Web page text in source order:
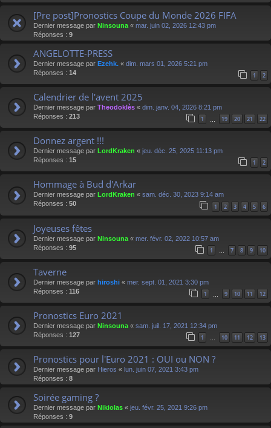
[Pre post]Pronostics Coupe du Monde 2026 FIFA
Dernier message par Ninsouna « mar. juin 02, 2026 12:43 pm
Réponses : 9
ANGELOTTE-PRESS
Dernier message par Ezehk. « dim. mars 01, 2026 5:21 pm
Réponses : 14 1 2
Calendrier de l'avent 2025
Dernier message par Theodoklès « dim. janv. 04, 2026 8:21 pm
Réponses : 213 1 … 19 20 21 22
Donnez argent !!!
Dernier message par LordKraken « jeu. déc. 25, 2025 11:13 pm
Réponses : 15 1 2
Hommage à Bud d'Arkar
Dernier message par LordKraken « sam. déc. 30, 2023 9:14 am
Réponses : 50 1 2 3 4 5 6
Joyeuses fêtes
Dernier message par Ninsouna « mer. févr. 02, 2022 10:57 am
Réponses : 95 1 7 8 9 10
Taverne
Dernier message par hiroshi « mer. sept. 01, 2021 3:30 pm
Réponses : 116 1 9 10 11 12
Pronostics Euro 2021
Dernier message par Ninsouna « sam. juil. 17, 2021 12:34 pm
Réponses : 127 1 10 11 12 13
Pronostics pour l'Euro 2021 : OUI ou NON ?
Dernier message par Hieros « lun. juin 07, 2021 3:43 pm
Réponses : 8
Soirée gaming ?
Dernier message par Nikiolas « jeu. févr. 25, 2021 9:26 pm
Réponses : 9